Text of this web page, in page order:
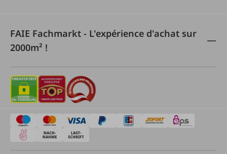
FAIE Fachmarkt - L'expérience d'achat sur
2000m² !